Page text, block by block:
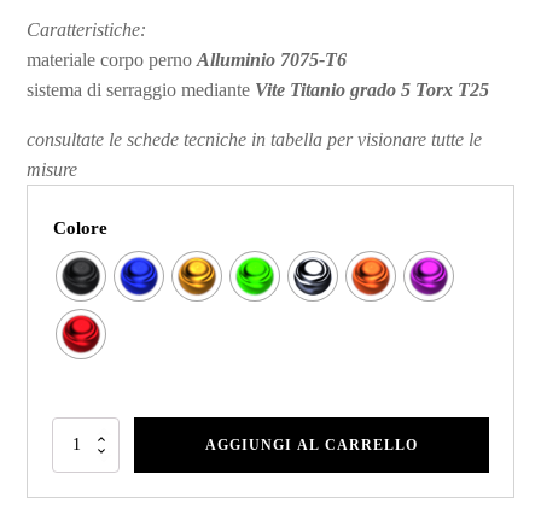
Caratteristiche:
materiale corpo perno Alluminio 7075-T6
sistema di serraggio mediante Vite Titanio grado 5 Torx T25
consultate le schede tecniche in tabella per visionare tutte le
misure
Colore
AGGIUNGI AL CARRELLO